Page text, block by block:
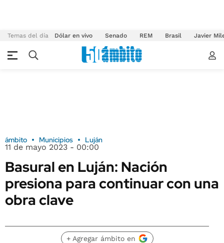
Temas del día Dólar en vivo Senado REM Brasil Javier
ámbito Municipios Luján
11 de mayo 2023 - 00:00
Basural en Luján: Nación
presiona para continuar con una
obra clave
+ Agregar ámbito en